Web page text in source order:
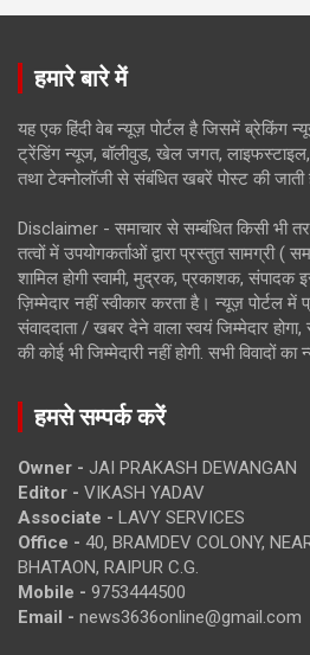
हमारे बारे में
यह एक हिंदी वेब न्यूज़ पोर्टल है जिसमें ब्रेकिंग
ट्रेंडिंग न्यूज, बॉलीवुड, खेल जगत,
तथा टेक्नोलॉजी से संबंधित खबरें पोस्ट की जाती
Disclaimer - समाचार से सम्बंधित किसी भी
तत्वों में उपयोगकर्ताओं द्वारा प्रस्तुत सामग्री (
शामिल होगी स्वामी, मुद्रक, प्रकाशक, संपादक
ज़िम्मेदार नहीं स्वीकार करता है। न्यूज़ पोर्टल में
संवाददाता / खबर देने वाला स्वयं जिम्मेदार
की कोई भी जिम्मेदारी नहीं होगी. सभी विवादों का
हमसे सम्पर्क करें
Owner - JAI PRAKASH DEWANGAN
Editor - VIKASH YADAV
Associate - LAVY SERVICES
Office - 40, BRAMDEV COLONY,
BHATAON, RAIPUR C.G.
Mobile - 9753444500
Email - news3636online@gmail.com